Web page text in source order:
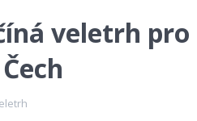
veletrh pro